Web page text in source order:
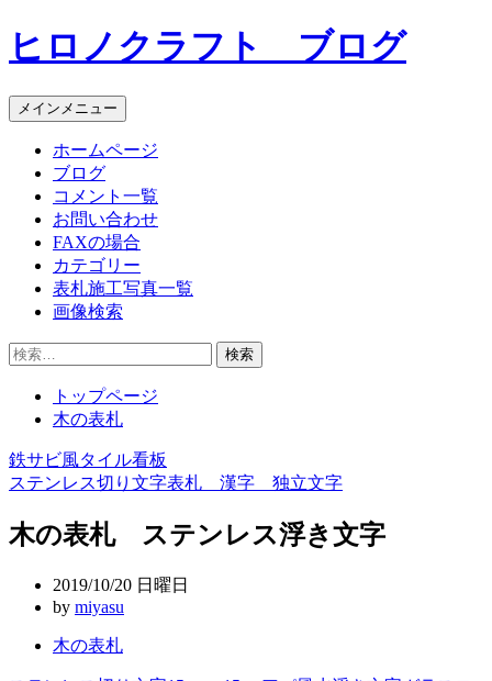
コ
ン
ン
ツ
ヒロノクラフト ブログ
メインメニュー
ホームページ
ブログ
コメント一覧
お問い合わせ
FAXの場合
カテゴリー
表札施工写真一覧
画像検索
検
トップページ
木の表札
投
稿
ナ
鉄サビ風タイル看板
ステンレス切り文字表札 漢字 独立文字
木の表札 ステンレス浮き文字
2019/10/20 日曜日
by miyasu
木の表札